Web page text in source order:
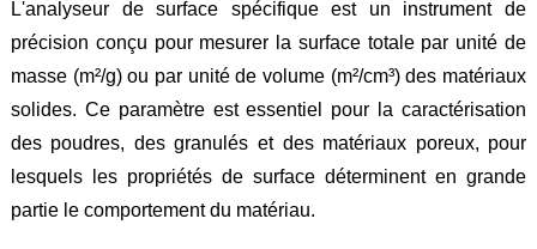
L'analyseur de surface spécifique est un instrument de
précision conçu pour mesurer la surface totale par unité de
masse (m²/g) ou par unité de volume (m²/cm³) des matériaux
solides. Ce paramètre est essentiel pour la caractérisation
des poudres, des granulés et des matériaux poreux, pour
lesquels les propriétés de surface déterminent en grande
partie le comportement du matériau.